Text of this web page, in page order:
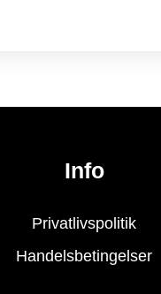
Info
Privatlivspolitik
Handelsbetingelser